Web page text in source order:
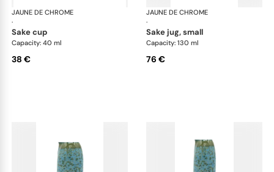
JAUNE DE CHROME
·
Nymphéa
sake cup
Capacity: 40 ml
38 €
JAUNE DE CHROME
·
sake jug, small
Capacity: 130 ml
76 €